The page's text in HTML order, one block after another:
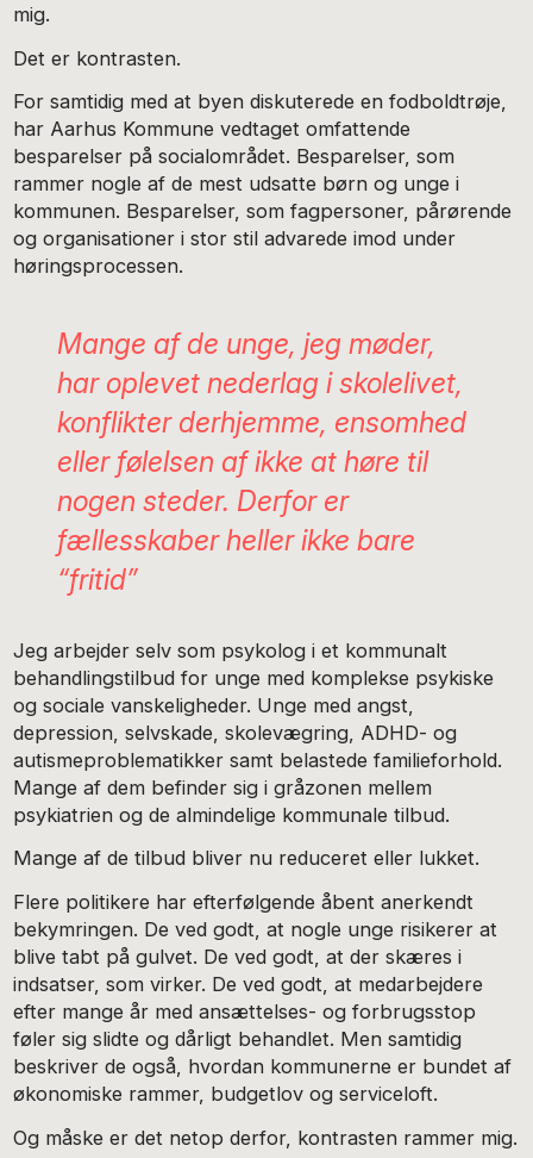
mig.
Det er kontrasten.
For samtidig med at byen diskuterede en fodboldtrøje,
har Aarhus Kommune vedtaget omfattende
besparelser på socialområdet. Besparelser, som
rammer nogle af de mest udsatte børn og unge i
kommunen. Besparelser, som fagpersoner, pårørende
og organisationer i stor stil advarede imod under
høringsprocessen.
Mange af de unge, jeg møder,
har oplevet nederlag i skolelivet,
konflikter derhjemme, ensomhed
eller følelsen af ikke at høre til
nogen steder. Derfor er
fællesskaber heller ikke bare
“fritid”
Jeg arbejder selv som psykolog i et kommunalt
behandlingstilbud for unge med komplekse psykiske
og sociale vanskeligheder. Unge med angst,
depression, selvskade, skolevægring, ADHD- og
autismeproblematikker samt belastede familieforhold.
Mange af dem befinder sig i gråzonen mellem
psykiatrien og de almindelige kommunale tilbud.
Mange af de tilbud bliver nu reduceret eller lukket.
Flere politikere har efterfølgende åbent anerkendt
bekymringen. De ved godt, at nogle unge risikerer at
blive tabt på gulvet. De ved godt, at der skæres i
indsatser, som virker. De ved godt, at medarbejdere
efter mange år med ansættelses- og forbrugsstop
føler sig slidte og dårligt behandlet. Men samtidig
beskriver de også, hvordan kommunerne er bundet af
økonomiske rammer, budgetlov og serviceloft.
Og måske er det netop derfor, kontrasten rammer mig.